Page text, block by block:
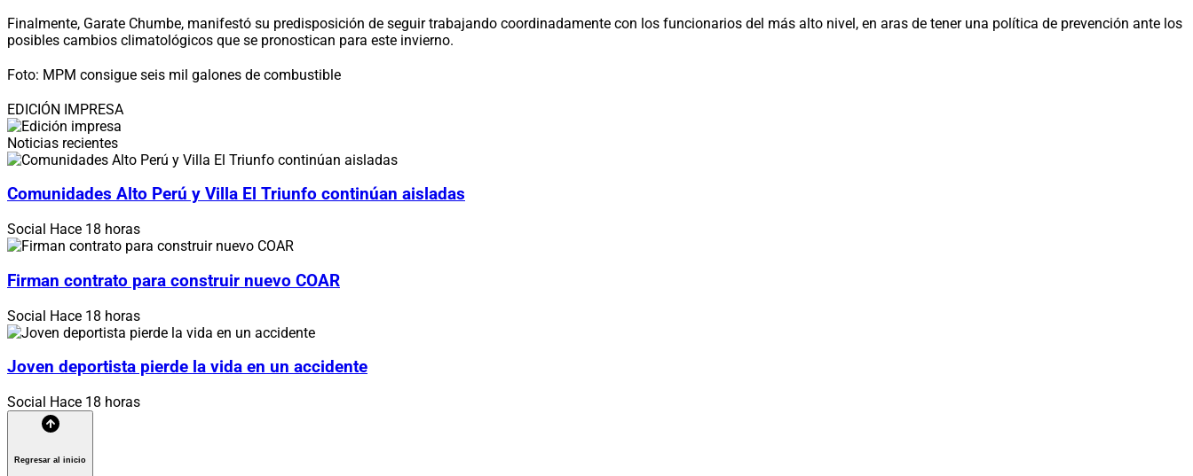
Finalmente, Garate Chumbe, manifestó su predisposición de seguir trabajando coordinadamente con los funcionarios del más alto nivel, en aras de tener una política de prevención ante los
posibles cambios climatológicos que se pronostican para este invierno.
Foto: MPM consigue seis mil galones de combustible
EDICIÓN IMPRESA
Noticias recientes
Comunidades Alto Perú y Villa El Triunfo continúan aisladas
Social Hace 18 horas
Firman contrato para construir nuevo COAR
Social Hace 18 horas
Joven deportista pierde la vida en un accidente
Social Hace 18 horas
Regresar al inicio